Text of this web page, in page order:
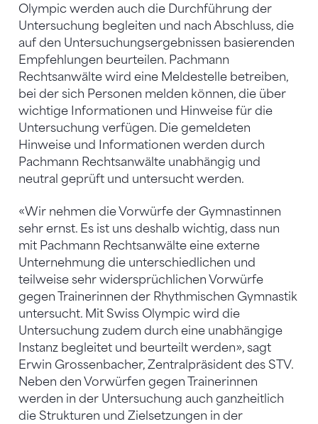
Olympic werden auch die Durchführung der
Untersuchung begleiten und nach Abschluss, die
auf den Untersuchungsergebnissen basierenden
Empfehlungen beurteilen. Pachmann
Rechtsanwälte wird eine Meldestelle betreiben,
bei der sich Personen melden können, die über
wichtige Informationen und Hinweise für die
Untersuchung verfügen. Die gemeldeten
Hinweise und Informationen werden durch
Pachmann Rechtsanwälte unabhängig und
neutral geprüft und untersucht werden.
«Wir nehmen die Vorwürfe der Gymnastinnen
sehr ernst. Es ist uns deshalb wichtig, dass nun
mit Pachmann Rechtsanwälte eine externe
Unternehmung die unterschiedlichen und
teilweise sehr widersprüchlichen Vorwürfe
gegen Trainerinnen der Rhythmischen Gymnastik
untersucht. Mit Swiss Olympic wird die
Untersuchung zudem durch eine unabhängige
Instanz begleitet und beurteilt werden», sagt
Erwin Grossenbacher, Zentralpräsident des STV.
Neben den Vorwürfen gegen Trainerinnen
werden in der Untersuchung auch ganzheitlich
die Strukturen und Zielsetzungen in der